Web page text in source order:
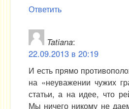
Ответить
Tatiana:
22.09.2013 в 20:19
И есть прямо
на «неуважении чужих
статьи, а на идее, что
Мы ничего никому не